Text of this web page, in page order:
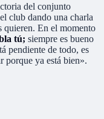
del conjunto
club dando una charla
quieren. En el momento
tú; siempre es bueno
pendiente de todo, es
porque ya está bien».